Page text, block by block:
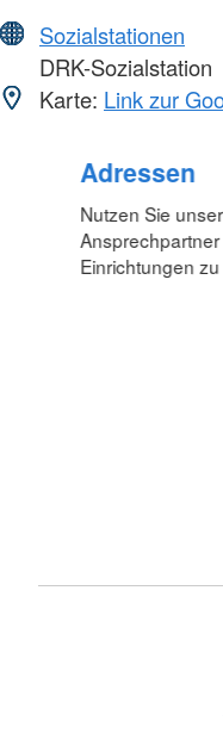
Sozialstationen
DRK-Sozialstation
Karte: Link zur
Adressen
Nutzen Sie
Einrichtungen